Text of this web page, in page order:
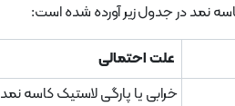
نمد در جدول زیر آورده شده است:
علت احتمالی
خرابی یا پارگی لاستیک کاسه نمد